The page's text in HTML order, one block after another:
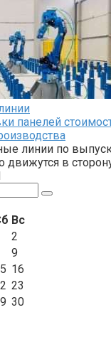
панелей
линии по
движутся в
Вс
2
9
16
23
30